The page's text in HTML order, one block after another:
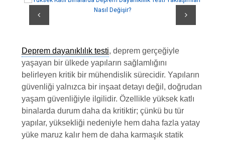
Deprem dayanıklılık testi, deprem gerçeğiyle
yaşayan bir ülkede yapıların sağlamlığını
belirleyen kritik bir mühendislik sürecidir. Yapıların
güvenliği yalnızca bir inşaat detayı değil, doğrudan
yaşam güvenliğiyle ilgilidir. Özellikle yüksek katlı
binalarda durum daha da kritiktir; çünkü bu tür
yapılar, yüksekliği nedeniyle hem daha fazla yatay
yüke maruz kalır hem de daha karmaşık statik